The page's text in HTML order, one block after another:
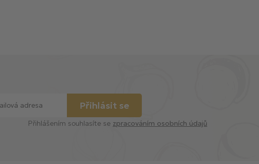
Přihlásit se
Přihlášením souhlasíte se zpracováním osobních údajů